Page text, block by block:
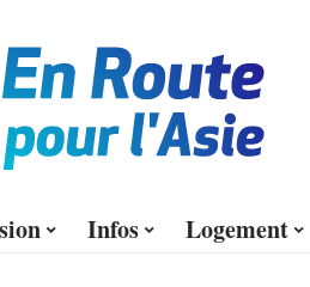
Infos Logement